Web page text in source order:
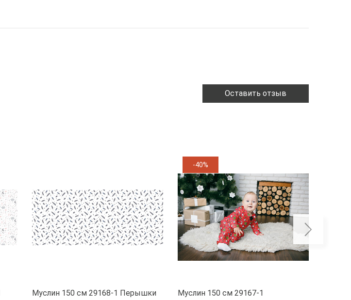
Оставить отзыв
Муслин 150 см 29168-1 Перышки
-40%
Муслин 150 см 29167-1